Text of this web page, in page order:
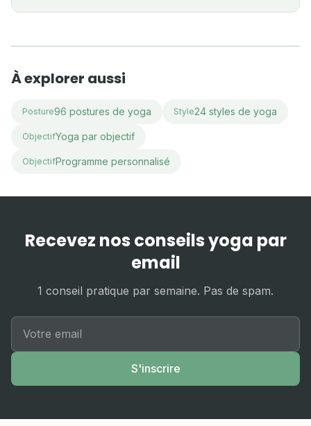
À explorer aussi
Posture96 postures de yoga Style24 styles de yoga
ObjectifYoga par objectif
ObjectifProgramme personnalisé
Recevez nos conseils yoga par
email
1 conseil pratique par semaine. Pas de spam.
S'inscrire